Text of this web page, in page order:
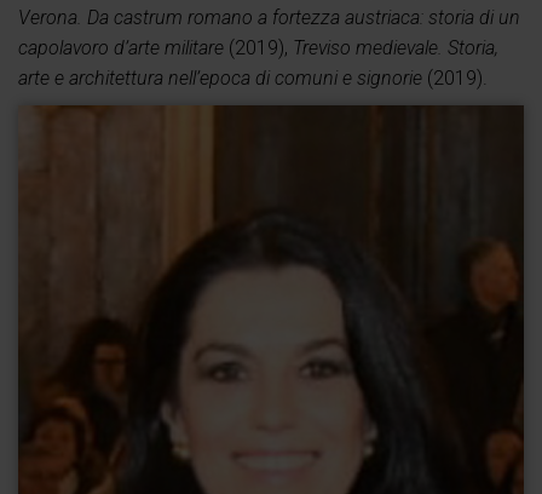
Verona. Da castrum romano a fortezza austriaca: storia di un
capolavoro d’arte militare (2019), Treviso medievale. Storia,
arte e architettura nell’epoca di comuni e signorie (2019).